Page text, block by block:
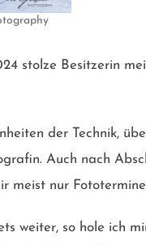
stolze Besitzerin
der Technik,
Auch nach
meist nur
weiter, so hole ich